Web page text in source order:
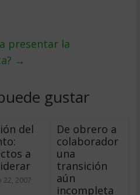
presentar la
→
gustar
del
a
22, 2007
De obrero a
colaborador
una
transición
aún
incompleta